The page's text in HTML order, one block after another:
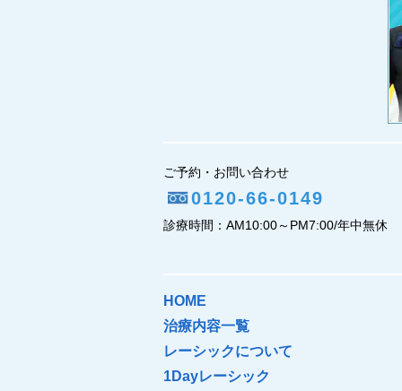
ご予約・お問い合わせ
0120-66-0149
診療時間：AM10:00～PM7:00/年中無休
HOME
治療内容一覧
レーシックについて
1Dayレーシック